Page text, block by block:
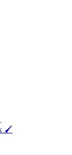
🖌️